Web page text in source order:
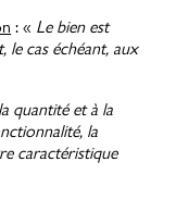
: « Le bien est
cas échéant, aux
quantité et à la
la
caractéristique